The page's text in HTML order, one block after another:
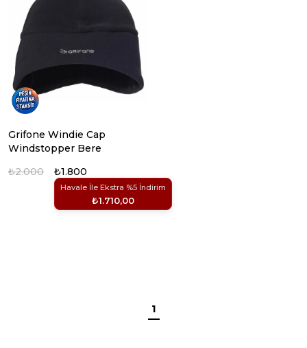
Grifone Windie Cap
Windstopper Bere
₺1.800
Havale İle Ekstra %5 İndirim
₺1.710,00
₺2.000
1